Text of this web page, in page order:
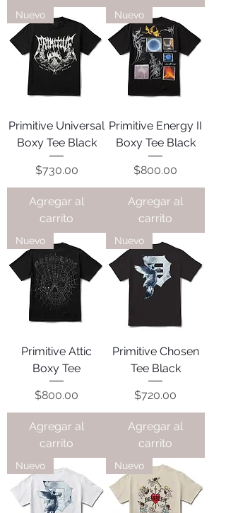
Nuevo
Primitive Universal
Boxy Tee Black
Precio
$730.00
Agregar al
carrito
Nuevo
Primitive Energy II
Boxy Tee Black
Precio
$800.00
Agregar al
carrito
Nuevo
Primitive Attic
Boxy Tee
Precio
$800.00
Agregar al
carrito
Nuevo
Primitive Chosen
Tee Black
Precio
$720.00
Agregar al
carrito
Nuevo Nuevo